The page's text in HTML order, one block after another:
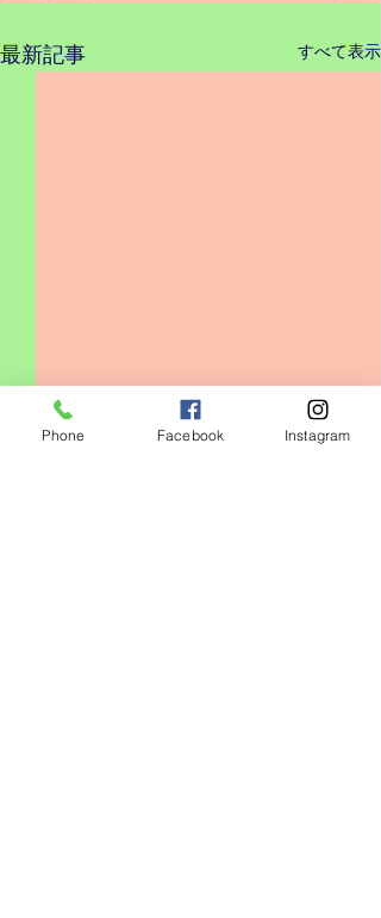
最新記事 すべて表示
Phone Facebook Instagram